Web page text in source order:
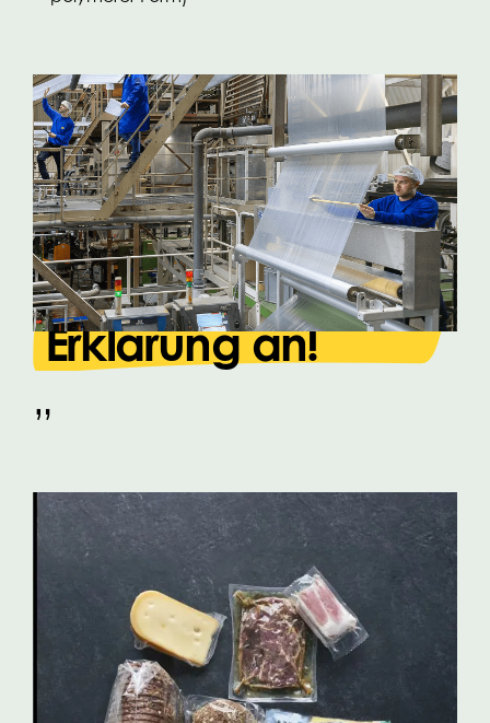
„
Fordern Sie noch
heute Ihre PFAS-
Erklärung an!
„
OPACKGROUP erfüllt die neuen
Anforderungen
Bei OPACKGROUP wurden externe Prüfungen an
Folien durchgeführt, bei denen die maximal
erforderliche Menge an PFAS-haltigem Processing